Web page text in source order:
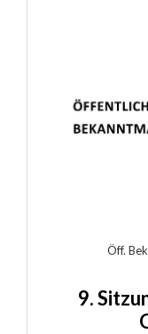
Öff.
9.